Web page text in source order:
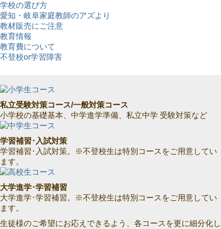
学校の選び方
愛知・岐阜家庭教師のアズより
教材販売にご注意
教育情報
教育費について
不登校or学習障害
私立受験対策コース/一般対策コース
小学校の基礎基本、中学進学準備、私立中学 受験対策など
学習補習･入試対策
学習補習･入試対策。※不登校生は特別コースをご用意してい
ます。
大学進学･学習補習
大学進学･学習補習。※不登校生は特別コースをご用意してい
ます。
生徒様のご希望にお応えできるよう、各コースを更に細分化し